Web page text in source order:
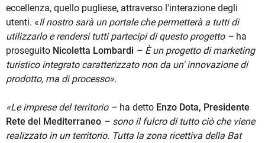
eccellenza, quello pugliese, attraverso l'interazione degli
utenti. «Il nostro sarà un portale che permetterà a tutti di
utilizzarlo e rendersi tutti partecipi di questo progetto – ha
proseguito Nicoletta Lombardi – È un progetto di marketing
turistico integrato caratterizzato non da un' innovazione di
prodotto, ma di processo».
«Le imprese del territorio – ha detto Enzo Dota, Presidente
Rete del Mediterraneo – sono il fulcro di tutto ciò che viene
realizzato in un territorio. Tutta la zona ricettiva della Bat